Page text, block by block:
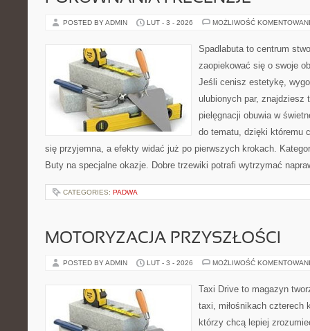
POSTED BY ADMIN LUT - 3 - 2026 MOŻLIWOŚĆ
Spadlabuta to centrum
zaopiekować się o swoje
Jeśli cenisz estetykę,
ulubionych par, znajdziesz
pielęgnacji obuwia w
do tematu, dzięki któremu
się przyjemna, a efekty widać już po pierwszych krokach.
Buty na specjalne okazje. Dobre trzewiki potrafi wytrzymać
CATEGORIES: PADWA
MOTORYZACJA PRZYSZŁOŚCI
POSTED BY ADMIN LUT - 3 - 2026 MOŻLIWOŚĆ
Taxi Drive to magazyn
taxi, miłośnikach czterech
którzy chcą lepiej